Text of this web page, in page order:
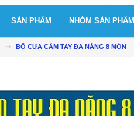
SẢN PHẨM NHÓM SẢN PHẨM
BỘ CƯA CẦM TAY ĐA NĂNG 8 MÓN